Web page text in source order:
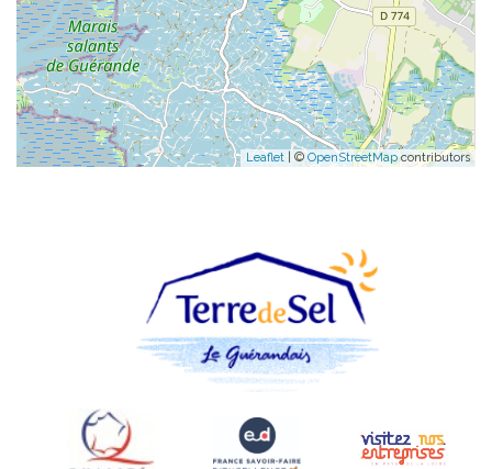
Leaflet | © OpenStreetMapcontributors